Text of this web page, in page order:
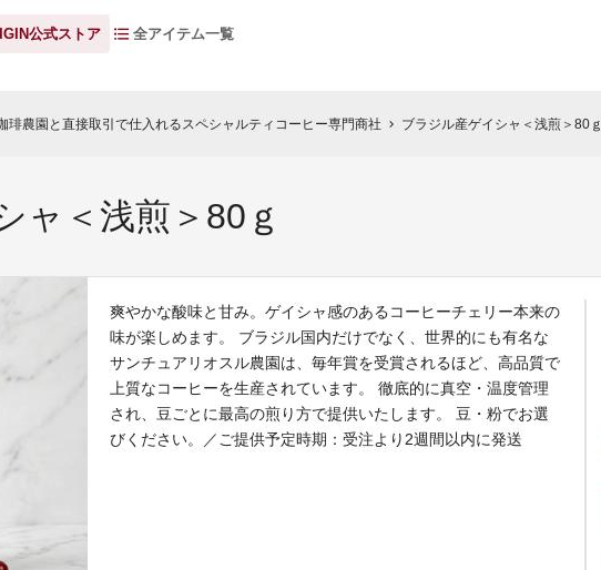
公式ストア 全アイテム一覧
琲農園と直接取引で仕入れるスペシャルティコーヒー専門商社 chevron_right ブラジル産ゲイシャ＜浅煎＞80ｇ
ャ＜浅煎＞80ｇ
爽やかな酸味と甘み。ゲイシャ感のあるコーヒーチェリー本来の
味が楽しめます。 ブラジル国内だけでなく、世界的にも有名な
サンチュアリオスル農園は、毎年賞を受賞されるほど、高品質で
上質なコーヒーを生産されています。 徹底的に真空・温度管理
され、豆ごとに最高の煎り方で提供いたします。 豆・粉でお選
びください。／ご提供予定時期：受注より2週間以内に発送